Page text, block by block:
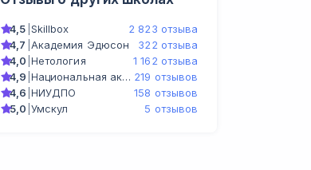
4,5 |Skillbox
2 823 отзыва
4,7 Академия Эдюсон
322 отзыва
4,0 Нетология
1 162 отзыва
4,9
Национальная академия ДПО 219 отзывов
4,6 НИУДПО
158 отзывов
5,0 |Умскул 5 отзывов